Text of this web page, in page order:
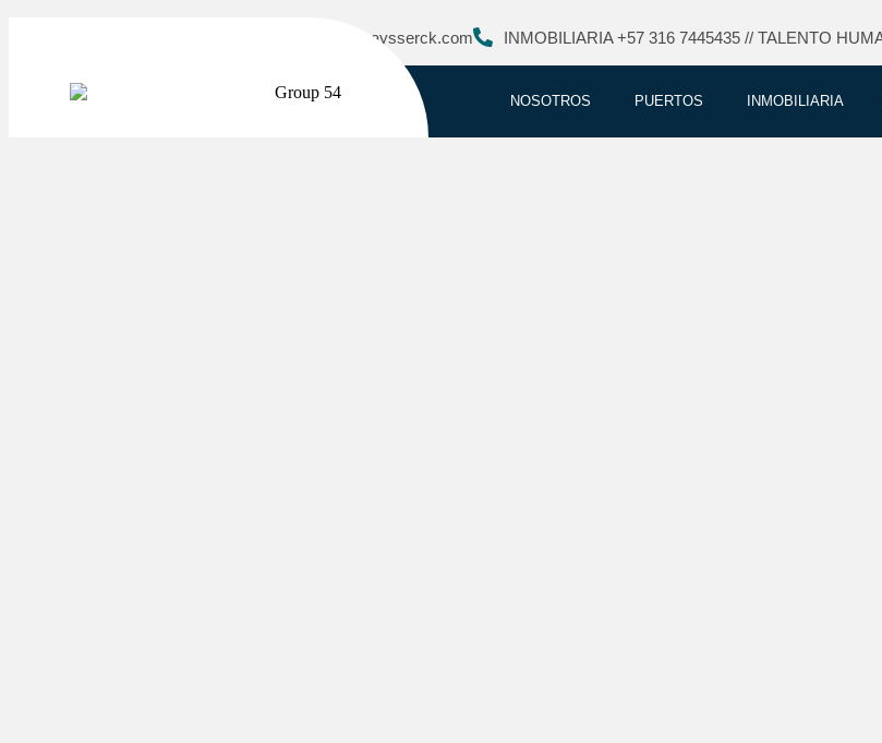
contacto@kaysserck.com INMOBILIARIA +57 316 7445435 // TALENTO
NOSOTROS PUERTOS INMOBILIARIA